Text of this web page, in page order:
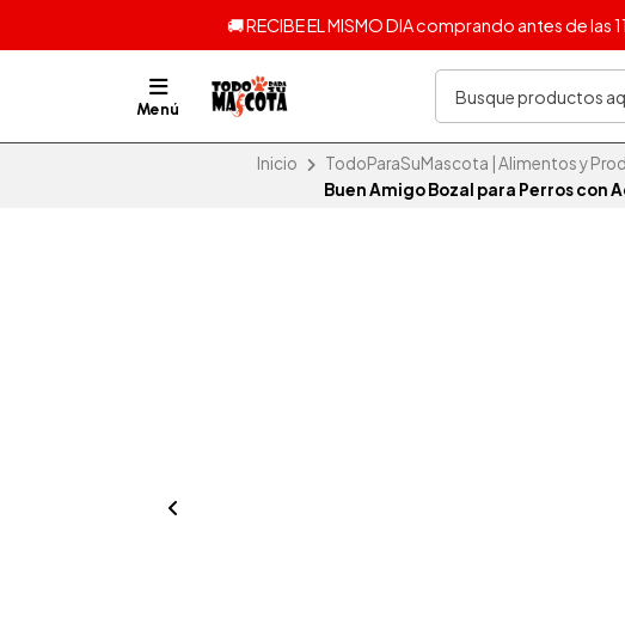
🚚 RECIBE EL MISMO DIA comprando antes de
Menú
Inicio TodoParaSuMascota | Alimentos y
Buen Amigo Bozal para Perros con